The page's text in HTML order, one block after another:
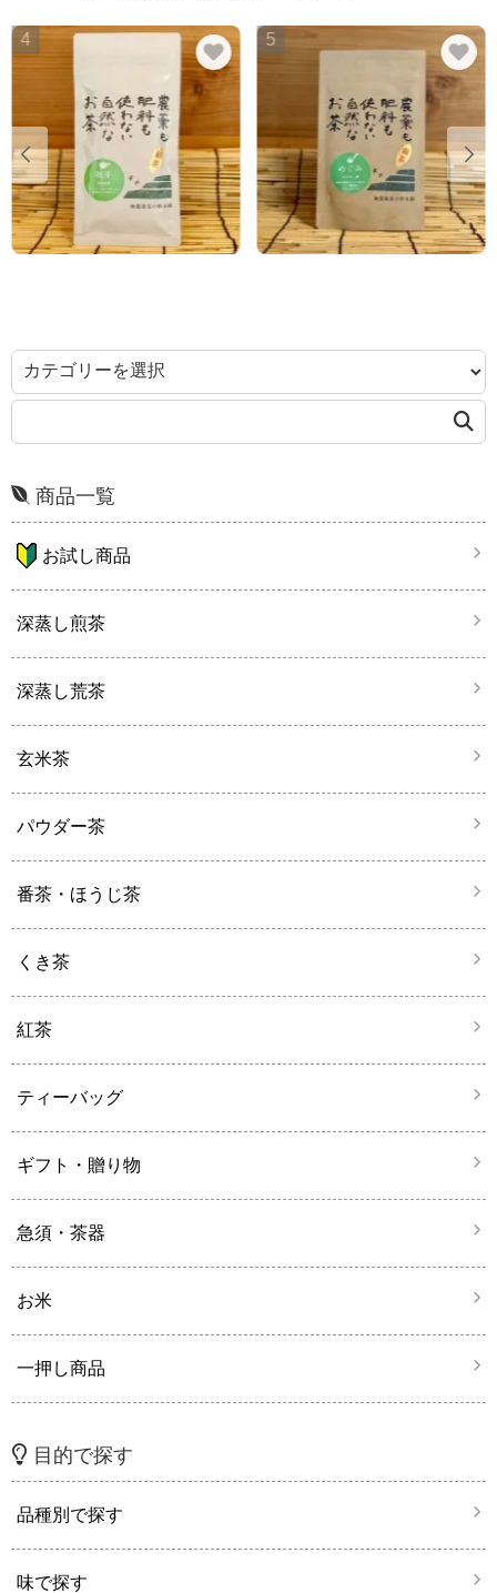
4 5
商品一覧
お試し商品
深蒸し煎茶
深蒸し荒茶
玄米茶
パウダー茶
番茶・ほうじ茶
くき茶
紅茶
ティーバッグ
ギフト・贈り物
急須・茶器
お米
一押し商品
目的で探す
品種別で探す
味で探す